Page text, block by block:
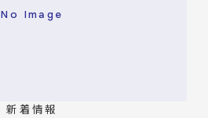
No Image
新着情報